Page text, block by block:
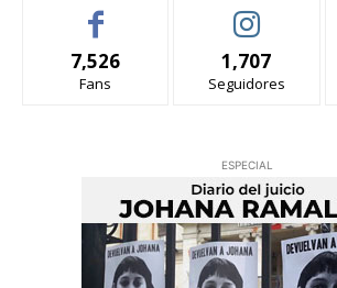
7,526
Fans
1,707
Seguidores
ESPECIAL